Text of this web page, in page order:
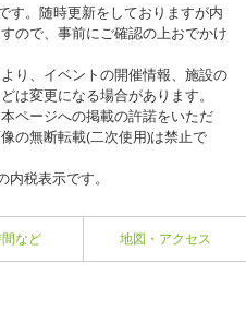
す。随時更新をしておりますが内
ので、事前にご確認の上おでかけ
り、イベントの開催情報、施設の
は変更になる場合があります。
ページへの掲載の許諾をいただ
の無断転載(二次使用)は禁止で
税表示です。
など 地図・アクセス